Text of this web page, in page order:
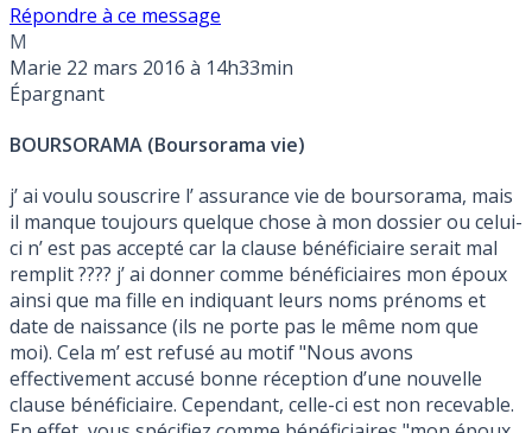
Répondre à ce message
M
Marie 22 mars 2016 à 14h33min
Épargnant
BOURSORAMA (Boursorama vie)
j’ ai voulu souscrire l’ assurance vie de boursorama, mais
il manque toujours quelque chose à mon dossier ou celui-
ci n’ est pas accepté car la clause bénéficiaire serait mal
remplit ???? j’ ai donner comme bénéficiaires mon époux
ainsi que ma fille en indiquant leurs noms prénoms et
date de naissance (ils ne porte pas le même nom que
moi). Cela m’ est refusé au motif "Nous avons
effectivement accusé bonne réception d’une nouvelle
clause bénéficiaire. Cependant, celle-ci est non recevable.